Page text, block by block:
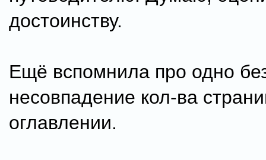
достоинству.
Ещё вспомнила про одно
несовпадение кол-ва
оглавлении.